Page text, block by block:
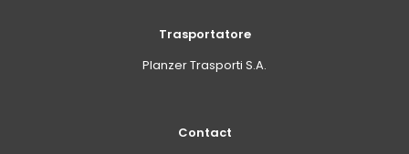
Trasportatore
Planzer Trasporti S.A.
Contact